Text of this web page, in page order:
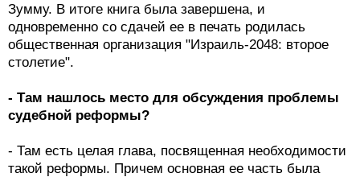
Зумму. В итоге книга была завершена, и
одновременно со сдачей ее в печать родилась
общественная организация "Израиль-2048: второе
столетие".
- Там нашлось место для обсуждения проблемы
судебной реформы?
- Там есть целая глава, посвященная необходимости
такой реформы. Причем основная ее часть была